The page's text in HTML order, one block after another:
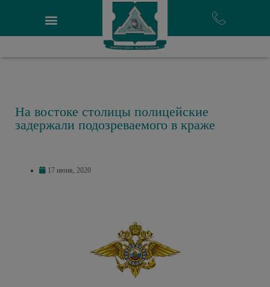
На востоке столицы полицейские
задержали подозреваемого в краже
17 июня, 2020